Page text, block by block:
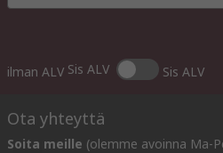
ilman ALV Sis ALV Sis ALV
Ota yhteyttä
Soita meille (olemme avoinna Ma-